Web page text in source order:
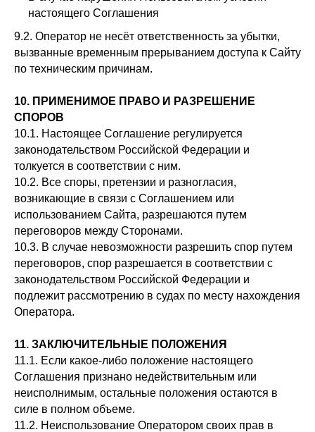
настоящего Соглашения
9.2. Оператор не несёт ответственность за убытки,
вызванные временным прерыванием доступа к Сайту
по техническим причинам.
10. ПРИМЕНИМОЕ ПРАВО И РАЗРЕШЕНИЕ
СПОРОВ
10.1. Настоящее Соглашение регулируется
законодательством Российской Федерации и
толкуется в соответствии с ним.
10.2. Все споры, претензии и разногласия,
возникающие в связи с Соглашением или
использованием Сайта, разрешаются путем
переговоров между Сторонами.
10.3. В случае невозможности разрешить спор путем
переговоров, спор разрешается в соответствии с
законодательством Российской Федерации и
подлежит рассмотрению в судах по месту нахождения
Оператора.
11. ЗАКЛЮЧИТЕЛЬНЫЕ ПОЛОЖЕНИЯ
11.1. Если какое-либо положение настоящего
Соглашения признано недействительным или
неисполнимым, остальные положения остаются в
силе в полном объеме.
11.2. Неиспользование Оператором своих прав в